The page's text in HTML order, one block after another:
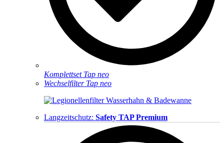
Komplettset Tap neo
Wechselfilter Tap neo
Langzeitschutz: Safety TAP Premium